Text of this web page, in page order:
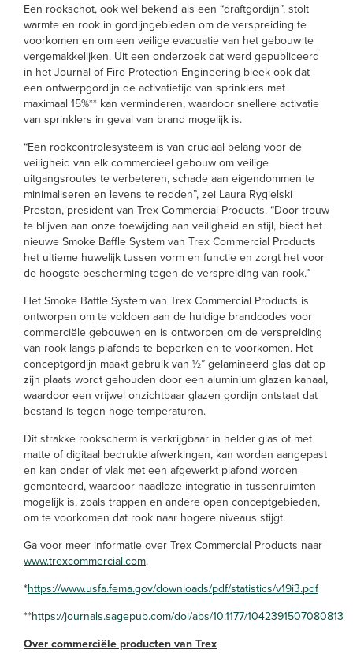
Een rookschot, ook wel bekend als een “draftgordijn”, stolt
warmte en rook in gordijngebieden om de verspreiding te
voorkomen en om een veilige evacuatie van het gebouw te
vergemakkelijken. Uit een onderzoek dat werd gepubliceerd
in het Journal of Fire Protection Engineering bleek ook dat
een ontwerpgordijn de activatietijd van sprinklers met
maximaal 15%** kan verminderen, waardoor snellere activatie
van sprinklers in geval van brand mogelijk is.
“Een rookcontrolesysteem is van cruciaal belang voor de
veiligheid van elk commercieel gebouw om veilige
uitgangsroutes te verbeteren, schade aan eigendommen te
minimaliseren en levens te redden”, zei Laura Rygielski
Preston, president van Trex Commercial Products. “Door trouw
te blijven aan onze toewijding aan veiligheid en stijl, biedt het
nieuwe Smoke Baffle System van Trex Commercial Products
het ultieme huwelijk tussen vorm en functie en zorgt het voor
de hoogste bescherming tegen de verspreiding van rook.”
Het Smoke Baffle System van Trex Commercial Products is
ontworpen om te voldoen aan de huidige brandcodes voor
commerciële gebouwen en is ontworpen om de verspreiding
van rook langs plafonds te beperken en te voorkomen. Het
conceptgordijn maakt gebruik van ½” gelamineerd glas dat op
zijn plaats wordt gehouden door een aluminium glazen kanaal,
waardoor een vrijwel onzichtbaar glazen gordijn ontstaat dat
bestand is tegen hoge temperaturen.
Dit strakke rookscherm is verkrijgbaar in helder glas of met
matte of digitaal bedrukte afwerkingen, kan worden aangepast
en kan onder of vlak met een afgewerkt plafond worden
gemonteerd, waardoor naadloze integratie in tussenruimten
mogelijk is, zoals trappen en andere open conceptgebieden,
om te voorkomen dat rook naar hogere niveaus stijgt.
Ga voor meer informatie over Trex Commercial Products naar
www.trexcommercial.com.
*https://www.usfa.fema.gov/downloads/pdf/statistics/v19i3.pdf
**https://journals.sagepub.com/doi/abs/10.1177/1042391507080813
Over commerciële producten van Trex